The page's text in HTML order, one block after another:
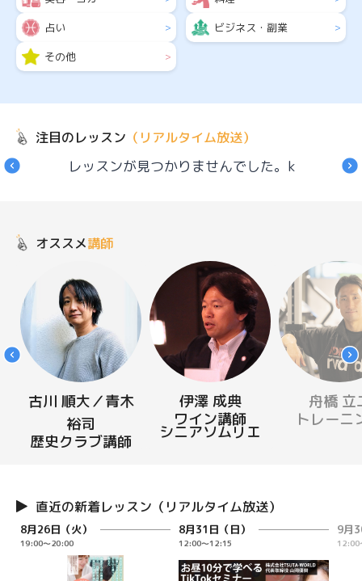
占い > ビジネス・副業 >
その他 >
注目のレッスン （リアルタイム放送）
レッスンが見つかりませんでした。k
オススメ講師
古川 順大／青木
裕司
歴史クラブ講師
伊澤 成典
ワイン講師
シニアソムリエ
舟橋 立
トレーニ
直近の新着レッスン（リアルタイム放送）
8月26日（火）
19:00～20:00
8月31日（日）
12:00～12:15
9月
12:00